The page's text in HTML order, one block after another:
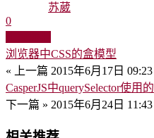
苏葳
0
浏览器中CSS的盒模型
« 上一篇 2015年6月17日 09:23
CasperJS中querySelector使用
下一篇 » 2015年6月24日 11:43